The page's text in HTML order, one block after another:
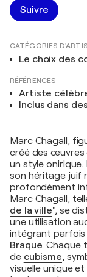
Suivre
CATÉGORIES
Le choix des
RÉFÉRENCES
Artiste
Inclus dans
Marc Chagall,
créé des œuvres
un style onirique.
son héritage juif
profondément
Marc Chagall,
de la ville", se
une utilisation
intégrant parfois
Braque. Chaque
de cubisme,
visuelle unique et